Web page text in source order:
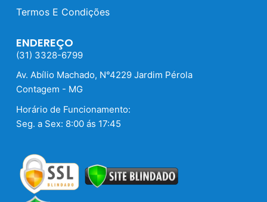
Termos E Condições
ENDEREÇO
(31) 3328-6799
Av. Abílio Machado, N°4229 Jardim Pérola
Contagem - MG
Horário de Funcionamento:
Seg. a Sex: 8:00 ás 17:45